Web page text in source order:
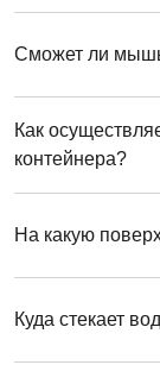
Сможет ли мышь
Как
контейнера?
На какую
Куда стекает